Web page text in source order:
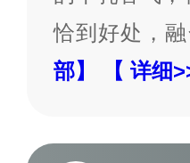
恰到好处，
部】
【 详细